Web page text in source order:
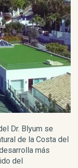
Dr. Blyum se
de la Costa del
más
del